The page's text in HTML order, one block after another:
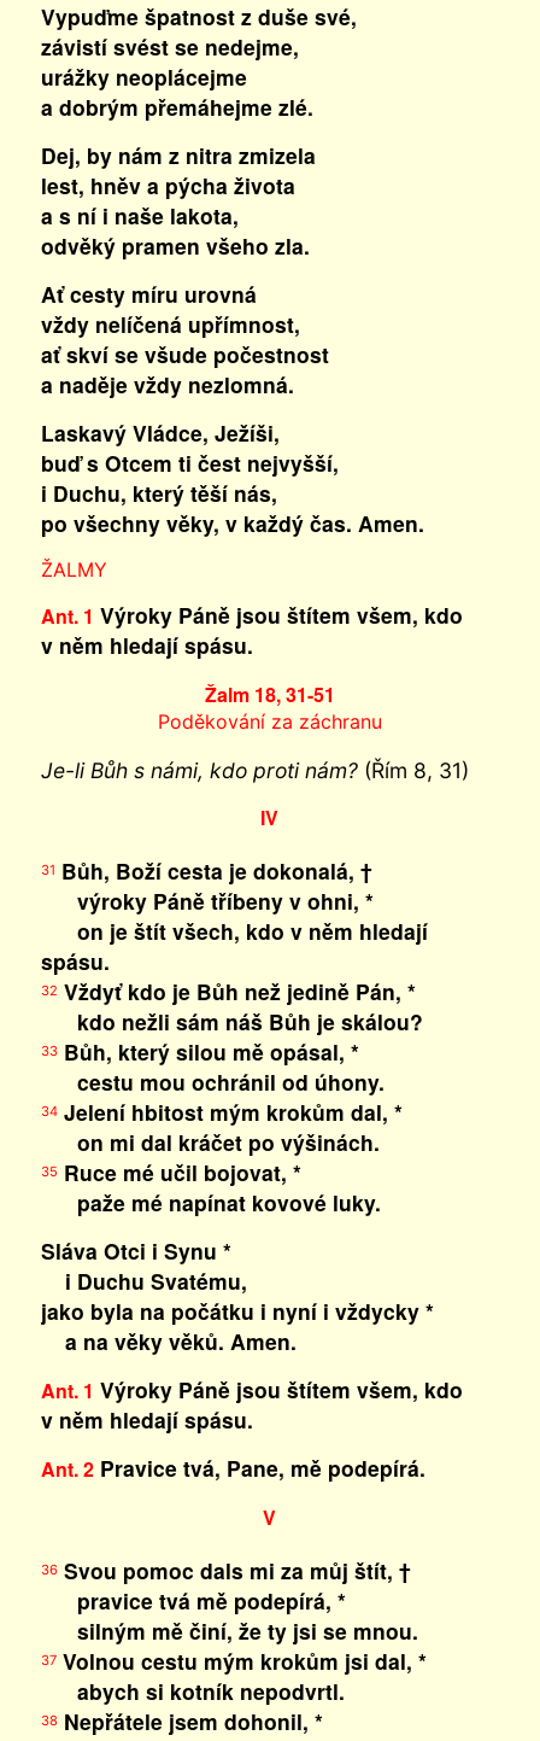
Vypuďme špatnost z duše své,
závistí svést se nedejme,
urážky neoplácejme
a dobrým přemáhejme zlé.
Dej, by nám z nitra zmizela
lest, hněv a pýcha života
a s ní i naše lakota,
odvěký pramen všeho zla.
Ať cesty míru urovná
vždy nelíčená upřímnost,
ať skví se všude počestnost
a naděje vždy nezlomná.
Laskavý Vládce, Ježíši,
buď s Otcem ti čest nejvyšší,
i Duchu, který těší nás,
po všechny věky, v každý čas. Amen.
ŽALMY
Ant. 1 Výroky Páně jsou štítem všem, kdo
v něm hledají spásu.
Žalm 18, 31-51
Poděkování za záchranu
Je-li Bůh s námi, kdo proti nám?(Řím 8, 31)
IV
31 Bůh, Boží cesta je dokonalá, †
výroky Páně tříbeny v ohni, *
on je štít všech, kdo v něm hledají
spásu.
32 Vždyť kdo je Bůh než jedině Pán, *
kdo nežli sám náš Bůh je skálou?
33Bůh, který silou mě opásal, *
cestu mou ochránil od úhony.
34Jelení hbitost mým krokům dal, *
on mi dal kráčet po výšinách.
35 Ruce mé učil bojovat, *
paže mé napínat kovové luky.
Sláva Otci i Synu *
i Duchu Svatému,
jako byla na počátku i nyní i vždycky *
a na věky věků. Amen.
Ant. 1 Výroky Páně jsou štítem všem, kdo
v něm hledají spásu.
Ant. 2Pravice tvá, Pane, mě podepírá.
V
36Svou pomoc dals mi za můj štít, †
pravice tvá mě podepírá, *
silným mě činí, že ty jsi se mnou.
37Volnou cestu mým krokům jsi dal, *
abych si kotník nepodvrtl.
38 Nepřátele jsem dohonil, *